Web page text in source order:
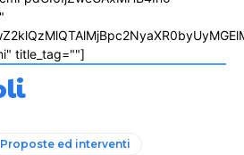
title_tag=""]
Proposte ed interventi